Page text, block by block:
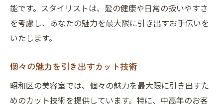
能です。スタイリストは、髪の健康や日常の扱いやすさ
を考慮し、あなたの魅力を最大限に引き出すお手伝いを
いたします。
個々の魅力を引き出すカット技術
昭和区の美容室では、個々の魅力を最大限に引き出すた
めのカット技術を提供しています。特に、中高年のお客